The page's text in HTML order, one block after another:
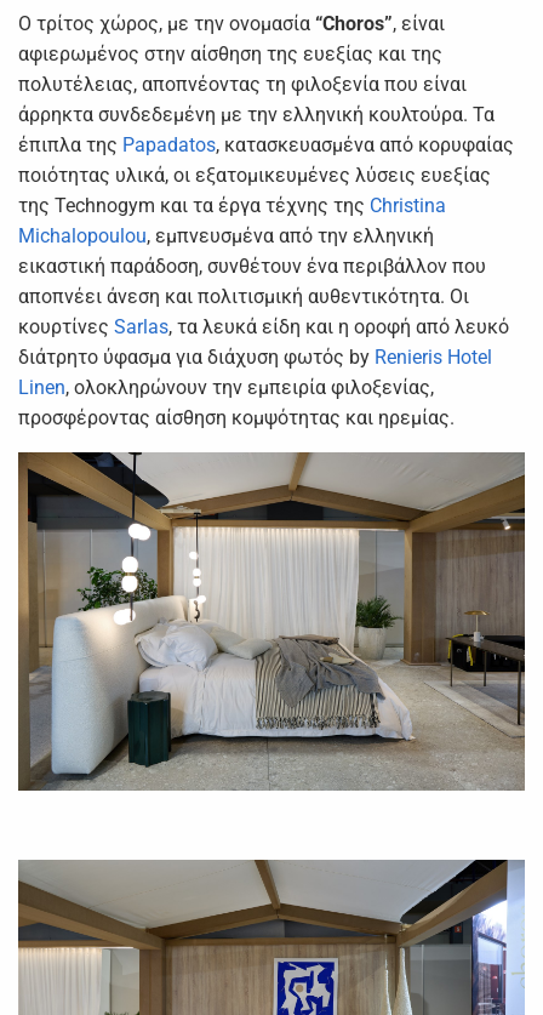
Ο τρίτος χώρος, με την ονομασία “Choros”, είναι
αφιερωμένος στην αίσθηση της ευεξίας και της
πολυτέλειας, αποπνέοντας τη φιλοξενία που είναι
άρρηκτα συνδεδεμένη με την ελληνική κουλτούρα. Τα
έπιπλα της Papadatos, κατασκευασμένα από κορυφαίας
ποιότητας υλικά, οι εξατομικευμένες λύσεις ευεξίας
της Technogym και τα έργα τέχνης της Christina
Michalopoulou, εμπνευσμένα από την ελληνική
εικαστική παράδοση, συνθέτουν ένα περιβάλλον που
αποπνέει άνεση και πολιτισμική αυθεντικότητα. Οι
κουρτίνες Sarlas, τα λευκά είδη και η οροφή από λευκό
διάτρητο ύφασμα για διάχυση φωτός by Renieris Hotel
Linen, ολοκληρώνουν την εμπειρία φιλοξενίας,
προσφέροντας αίσθηση κομψότητας και ηρεμίας.